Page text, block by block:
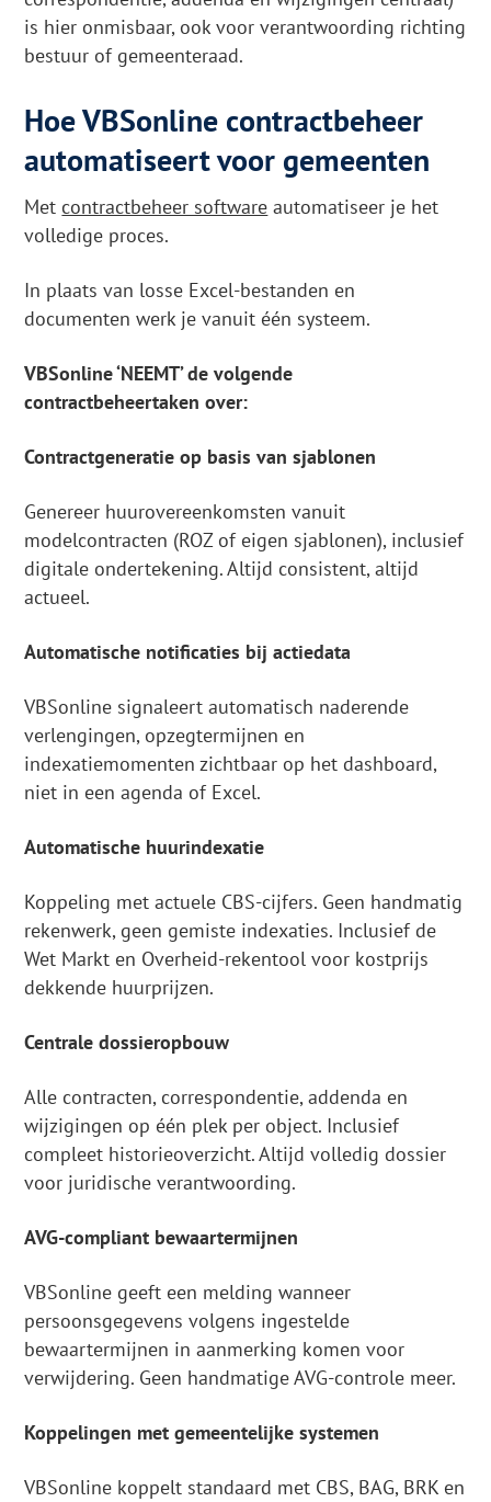
is hier onmisbaar, ook voor verantwoording richting
bestuur of gemeenteraad.
Hoe VBSonline contractbeheer
automatiseert voor gemeenten
Met contractbeheer software automatiseer je het
volledige proces.
In plaats van losse Excel-bestanden en
documenten werk je vanuit één systeem.
VBSonline ‘NEEMT’ de volgende
contractbeheertaken over:
Contractgeneratie op basis van sjablonen
Genereer huurovereenkomsten vanuit
modelcontracten (ROZ of eigen sjablonen), inclusief
digitale ondertekening. Altijd consistent, altijd
actueel.
Automatische notificaties bij actiedata
VBSonline signaleert automatisch naderende
verlengingen, opzegtermijnen en
indexatiemomenten zichtbaar op het dashboard,
niet in een agenda of Excel.
Automatische huurindexatie
Koppeling met actuele CBS-cijfers. Geen handmatig
rekenwerk, geen gemiste indexaties. Inclusief de
Wet Markt en Overheid-rekentool voor kostprijs
dekkende huurprijzen.
Centrale dossieropbouw
Alle contracten, correspondentie, addenda en
wijzigingen op één plek per object. Inclusief
compleet historieoverzicht. Altijd volledig dossier
voor juridische verantwoording.
AVG-compliant bewaartermijnen
VBSonline geeft een melding wanneer
persoonsgegevens volgens ingestelde
bewaartermijnen in aanmerking komen voor
verwijdering. Geen handmatige AVG-controle meer.
Koppelingen met gemeentelijke systemen
VBSonline koppelt standaard met CBS, BAG, BRK en